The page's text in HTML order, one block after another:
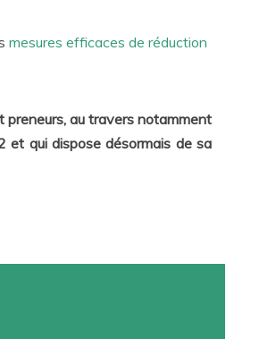
mesures efficaces de réduction
preneurs, au travers notamment
et qui dispose désormais de sa